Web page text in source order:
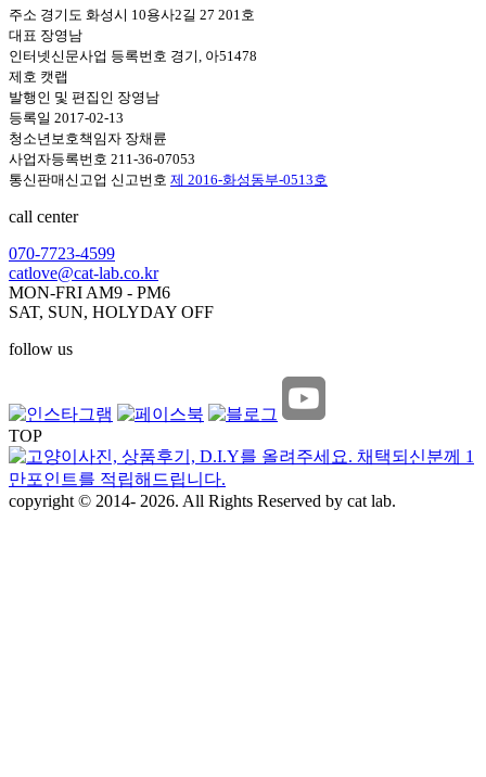
주소 경기도 화성시 10용사2길 27 201호
대표 장영남
인터넷신문사업 등록번호 경기, 아51478
제호 캣랩
발행인 및 편집인 장영남
등록일 2017-02-13
청소년보호책임자 장채륜
사업자등록번호 211-36-07053
통신판매신고업 신고번호 제 2016-화성동부-0513호
call center
070-7723-4599
catlove@cat-lab.co.kr
MON-FRI AM9 - PM6
SAT, SUN, HOLYDAY OFF
follow us
TOP
copyright © 2014- 2026. All Rights Reserved by cat lab.